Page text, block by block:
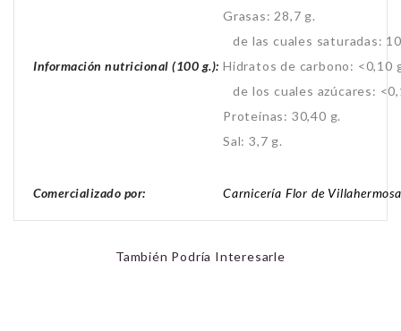
Información nutricional (100 g.):
Grasas: 28,7 g.
de las cuales saturadas:
Hidratos de carbono: <0,10
de los cuales azúcares:
Proteínas: 30,40 g.
Sal: 3,7 g.
Comercializado por: Carnicería Flor de
También Podría Interesarle